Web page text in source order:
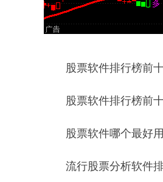
股票软件排行榜前
股票软件排行榜前
股票软件哪个最好
流行股票分析软件